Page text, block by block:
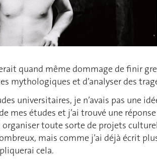
quand même dommage de finir
mythologiques et d’analyser des
universitaires, je n’avais pas une
mes études et j’ai trouvé une
toute sorte de projets
mais comme j’ai déjà écrit
cela.